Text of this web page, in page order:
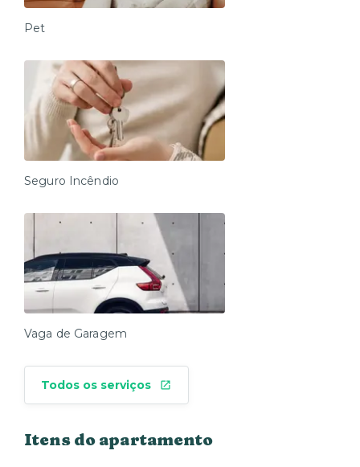
Pet
Seguro Incêndio
Vaga de Garagem
Todos os serviços
Itens do apartamento